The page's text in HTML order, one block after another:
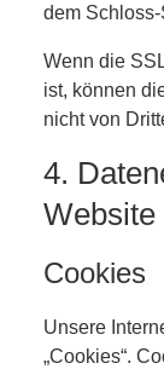
dem
Wenn die
ist, können
nicht von
4.
Website
Cookies
Unsere
„Cookies“.